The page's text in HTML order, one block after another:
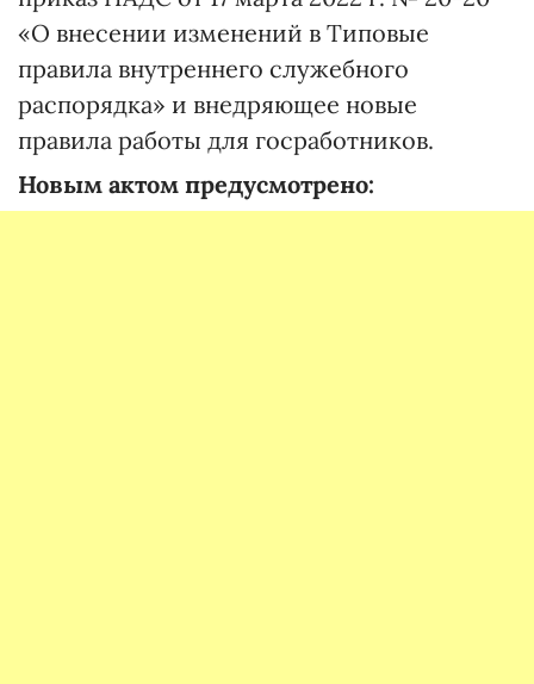
«О внесении изменений в Типовые
правила внутреннего служебного
распорядка» и внедряющее новые
правила работы для госработников.
Новым актом предусмотрено: